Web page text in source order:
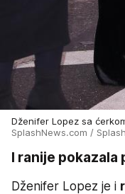
Dženifer Lopez sa
SplashNews.com /
I ranije
Dženifer Lopez je i